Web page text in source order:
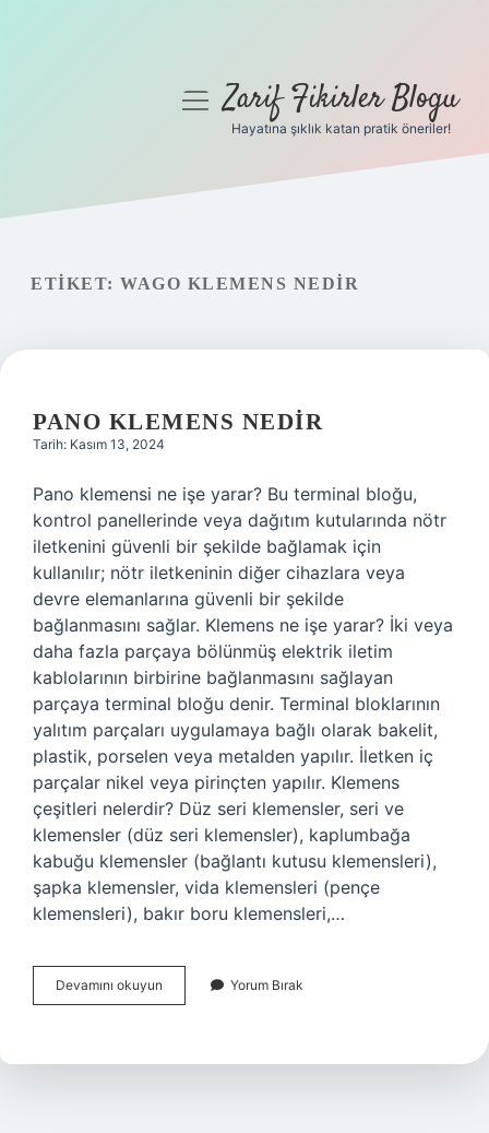
Gizlilik Politikası
menüyüZarif Fikirler Blogu
Hayatına şıklık katan pratik öneriler!
ETIKET: WAGO KLEMENS NEDIR
PANO KLEMENS NEDIR
Tarih: Kasım 13, 2024
Pano klemensi ne işe yarar? Bu terminal bloğu,
kontrol panellerinde veya dağıtım kutularında nötr
iletkenini güvenli bir şekilde bağlamak için
kullanılır; nötr iletkeninin diğer cihazlara veya
devre elemanlarına güvenli bir şekilde
bağlanmasını sağlar. Klemens ne işe yarar? İki veya
daha fazla parçaya bölünmüş elektrik iletim
kablolarının birbirine bağlanmasını sağlayan
parçaya terminal bloğu denir. Terminal bloklarının
yalıtım parçaları uygulamaya bağlı olarak bakelit,
plastik, porselen veya metalden yapılır. İletken iç
parçalar nikel veya pirinçten yapılır. Klemens
çeşitleri nelerdir? Düz seri klemensler, seri ve
klemensler (düz seri klemensler), kaplumbağa
kabuğu klemensler (bağlantı kutusu klemensleri),
şapka klemensler, vida klemensleri (pençe
klemensleri), bakır boru klemensleri,…
Devamını okuyun
Klemens
Yorum Bırak